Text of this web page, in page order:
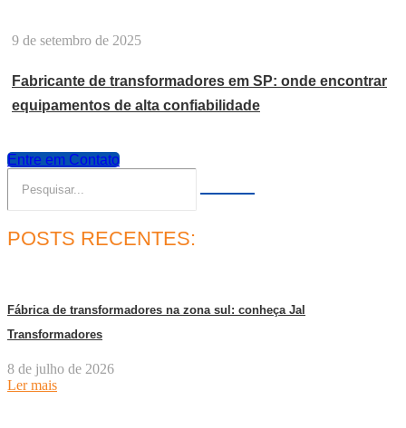
9 de setembro de 2025
Fabricante de transformadores em SP: onde encontrar
equipamentos de alta confiabilidade
Entre em Contato
POSTS RECENTES:
Fábrica de transformadores na zona sul: conheça Jal
Transformadores
8 de julho de 2026
Ler mais